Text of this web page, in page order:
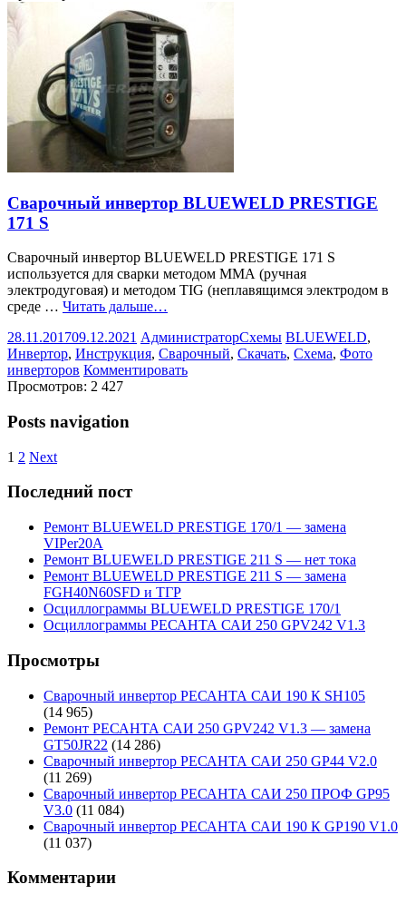
Сварочный инвертор BLUEWELD PRESTIGE
171 S
Сварочный инвертор BLUEWELD PRESTIGE 171 S
используется для сварки методом ММА (ручная
электродуговая) и методом TIG (неплавящимся электродом в
среде … Читать дальше…
28.11.201709.12.2021 АдминистраторСхемы BLUEWELD,
Инвертор, Инструкция, Сварочный, Скачать, Схема, Фото
инверторов Комментировать
Просмотров: 2 427
Posts navigation
1 2 Next
Последний пост
Ремонт BLUEWELD PRESTIGE 170/1 — замена
VIPer20A
Ремонт BLUEWELD PRESTIGE 211 S — нет тока
Ремонт BLUEWELD PRESTIGE 211 S — замена
FGH40N60SFD и ТГР
Осциллограммы BLUEWELD PRESTIGE 170/1
Осциллограммы РЕСАНТА САИ 250 GPV242 V1.3
Просмотры
Сварочный инвертор РЕСАНТА САИ 190 К SH105
(14 965)
Ремонт РЕСАНТА САИ 250 GPV242 V1.3 — замена
GT50JR22 (14 286)
Сварочный инвертор РЕСАНТА САИ 250 GP44 V2.0
(11 269)
Сварочный инвертор РЕСАНТА САИ 250 ПРОФ GP95
V3.0 (11 084)
Сварочный инвертор РЕСАНТА САИ 190 К GP190 V1.0
(11 037)
Комментарии